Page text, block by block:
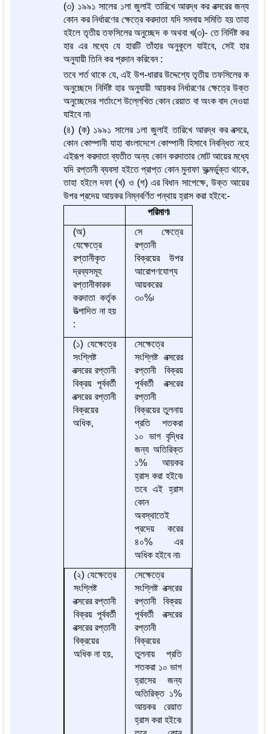
(৩) ১৯৯১ সালের ১লা জুলাই তারিখে আরদ্ধ কর বত্সরের জন্য
কোন কর নির্ধারণের ক্ষেত্রে করদাতা যদি সমবায় সমিতি হয় তাহা
হইলে তৃতীয় তফসিলের অনুচ্ছেদ ক অথবা খ(৩)- তে নির্দিষ্ট কর
হার এর মধ্যে যে হারটি তাঁহার অনুকূলে যাইবে, সেই হার
অনুযায়ী তিনি কর প্রদান করিবেন :
তবে শর্ত থাকে যে, এই উপ-ধারার উদ্দেশ্যে তৃতীয় তফসিলের ক
অনুচ্ছেদে নির্দিষ্ট হার অনুযায়ী আয়কর নির্ধারণের ক্ষেত্রে উক্ত
অনুচ্ছেদের শর্তাংশে উল্লেখিত কোন রেয়াত বা অংক বাদ দেওয়া
যাইবে না৷
(৪) (ক) ১৯৯১ সালের ১লা জুলাই তারিখে আরদ্ধ কর বত্সরে,
কোন কোম্পানী যাহা বাংলাদেশে কোম্পানী হিসাবে নিবন্ধিত নহে
এইরূপ করদাতা ব্যতীত অন্য কোন করদাতার মোট আয়ের মধ্যে
যদি রপ্তানী ব্যবসা হইতে প্রাপ্ত কোন মুনাফা অন্ত্মর্ভুক্ত থাকে,
তাহা হইলে দফা (খ) ও (গ) এর বিধান সাপেক্ষে, উক্ত আয়ের
উপর প্রদেয় আয়কর নিম্নবর্ণিত পন্থায় হ্রাস করা হইবে:-
পরিমাণ৷
(অ)
যেক্ষেত্রে
রপ্তানীকৃত
দ্রব্যসমূহ
রপ্তানীকারক
করদাতা কর্তৃক
উত্পাদিত না হয়
:
সে ক্ষেত্রে
রপ্তানী
বিক্রয়ের উপর
আরোপণযোগ্য
আয়করের
৩০%৷
(১) যেক্ষেত্রে
সংশ্লিষ্ট
বত্সরের রপ্তানী
বিক্রয় পূর্ববর্তী
বত্সরের রপ্তানী
বিক্রয়ের
অধিক,
সেক্ষেত্রে
সংশ্লিষ্ট বত্সরের
রপ্তানী বিক্রয়
পূর্ববর্তী বত্সরের
রপ্তানী
বিক্রয়ের তুলনায়
প্রতি শতকরা
১০ ভাগ বৃদ্ধির
জন্য অতিরিক্ত
১% আয়কর
হ্রাস করা হইবে৷
তবে এই হ্রাস
কোন
অবস্থাতেই
প্রদেয় করের
৪০% এর
অধিক হইবে না৷
(২) যেক্ষেত্রে
সংশ্লিষ্ট
বত্সরের রপ্তানী
বিক্রয় পূর্ববর্তী
বত্সরের রপ্তানী
বিক্রয়ের
অধিক না হয়,
সেক্ষেত্রে
সংশ্লিষ্ট বত্সরের
রপ্তানী বিক্রয়
পূর্ববর্তী বত্সরের
রপ্তানী
বিক্রয়ের
তুলনায় প্রতি
শতকরা ১০ ভাগ
হ্রাসের জন্য
অতিরিক্ত ১%
আয়কর রেয়াত
হ্রাস করা হইবে৷